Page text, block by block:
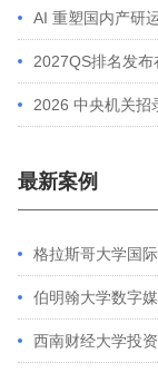
口专业吗？
AI 重塑国内产研
皮书解读及留学规划
2027QS排名发布
2026 中央机关招
最新案例
格拉斯哥大学国
伯明翰大学数字
例 西南财经大学投